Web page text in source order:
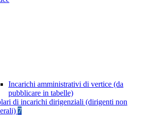
Incarichi amministrativi di vertice (da
pubblicare in tabelle)
di incarichi dirigenziali (dirigenti non
7